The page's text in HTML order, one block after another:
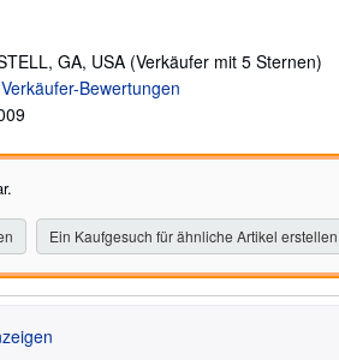
GA, USA (Verkäufer mit 5 Sternen)
Ein Kaufgesuch für ähnliche Artikel erstellen